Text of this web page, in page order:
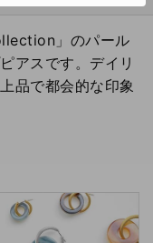
」のパール
アスです。デイリ
品で都会的な印象